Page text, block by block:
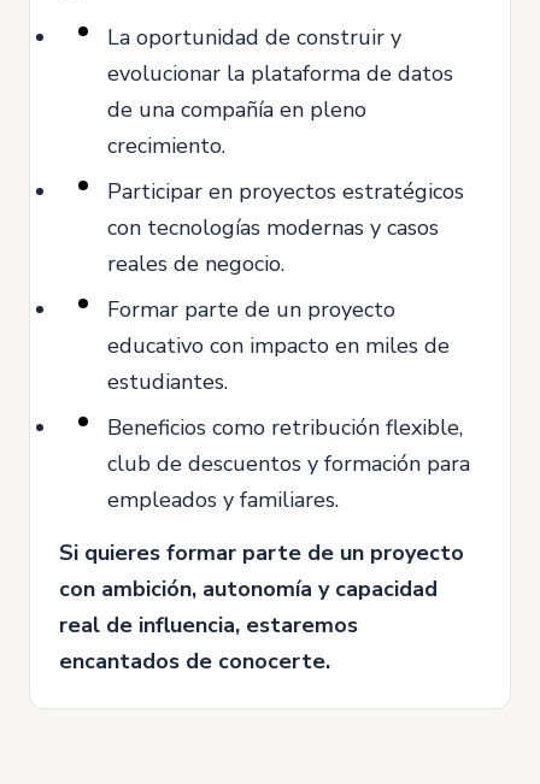
La oportunidad de construir y
evolucionar la plataforma de datos
de una compañía en pleno
crecimiento.
Participar en proyectos estratégicos
con tecnologías modernas y casos
reales de negocio.
Formar parte de un proyecto
educativo con impacto en miles de
estudiantes.
Beneficios como retribución flexible,
club de descuentos y formación para
empleados y familiares.
Si quieres formar parte de un proyecto
con ambición, autonomía y capacidad
real de influencia, estaremos
encantados de conocerte.